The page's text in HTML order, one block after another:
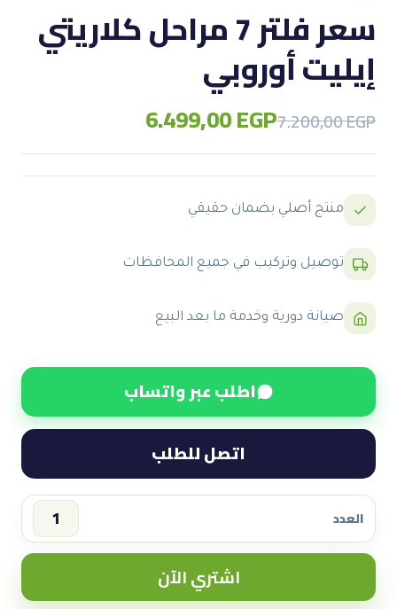
سعر فلتر 7 مراحل كلاريتي
إيليت أوروبي
7.200,00EGP
Original
was:
7.200,00 EGP.
6.499,00EGP
Current
is:
6.499,00 EGP.
منتج أصلي بضمان حقيقي
توصيل وتركيب في جميع المحافظات
صيانة دورية وخدمة ما بعد البيع
اطلب عبر واتساب
اتصل للطلب
العدد
سعر
فلتر
مراحل
اشتري الآن